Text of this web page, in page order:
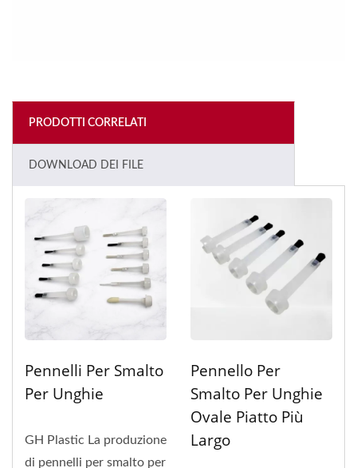
PRODOTTI CORRELATI
DOWNLOAD DEI FILE
Pennelli Per Smalto
Per Unghie
GH Plastic La produzione
di pennelli per smalto per
Pennello Per
Smalto Per Unghie
Ovale Piatto Più
Largo